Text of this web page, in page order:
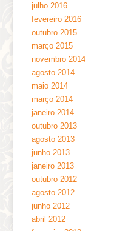
julho 2016
fevereiro 2016
outubro 2015
março 2015
novembro 2014
agosto 2014
maio 2014
março 2014
janeiro 2014
outubro 2013
agosto 2013
junho 2013
janeiro 2013
outubro 2012
agosto 2012
junho 2012
abril 2012